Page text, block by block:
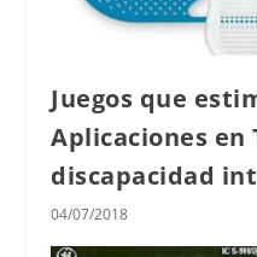
Juegos que
Aplicaciones en
discapacidad
04/07/2018